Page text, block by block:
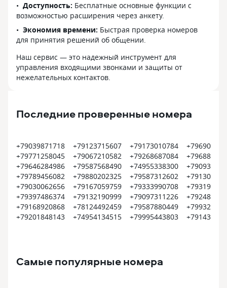
Доступность: Бесплатные основные функции с
возможностью расширения через анкету.
Экономия времени: Быстрая проверка номеров
для принятия решений об общении.
Наш сервис — это надежный инструмент для
управления входящими звонками и защиты от
нежелательных контактов.
Последние проверенные номера
+79039871718
+79771258045
+79646284986
+79789456082
+79030062656
+79397486374
+79168920868
+79201848143
+79123715607
+79067210582
+79587568490
+79880202325
+79167059759
+79132190999
+78124492459
+74954134515
+79173010784
+79268687084
+74955338300
+79587312602
+79333990708
+79097311226
+79587880449
+79995443803
Самые популярные номера